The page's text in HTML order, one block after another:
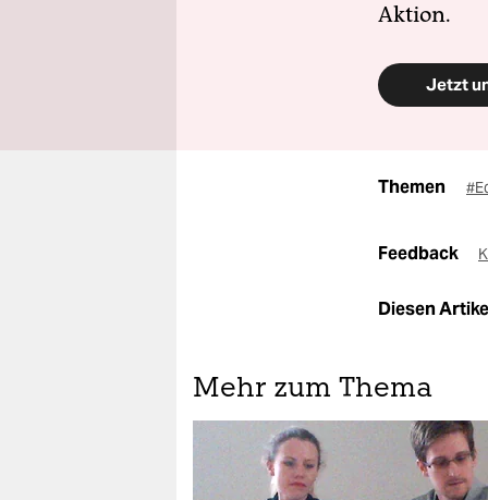
Aktion.
Jetzt
Themen
Feedback
Diesen
Mehr zum Thema